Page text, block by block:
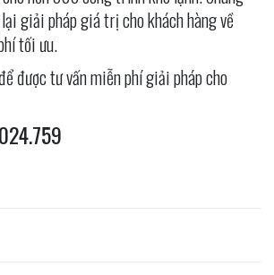
giải pháp giá trị cho khách hàng về
tối ưu.
được tư vấn miễn phí giải pháp cho